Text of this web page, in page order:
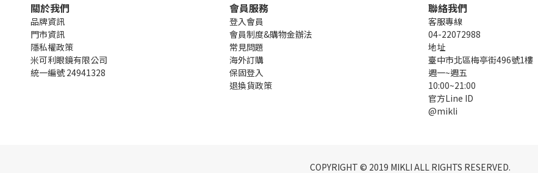
關於我們
品牌資訊
門市資訊
隱私權政策
米可利眼鏡有限公司
統一編號 24941328
會員服務
登入會員
會員制度&購物金辦法
常見問題
海外訂購
保固登入
退換貨政策
聯絡我們
客服專線
04-22072988
地址
臺中市北區梅亭街496號1樓
週一~週五
10:00~21:00
官方Line ID
@mikli
COPYRIGHT © 2019 MIKLI ALL RIGHTS RESERVED.